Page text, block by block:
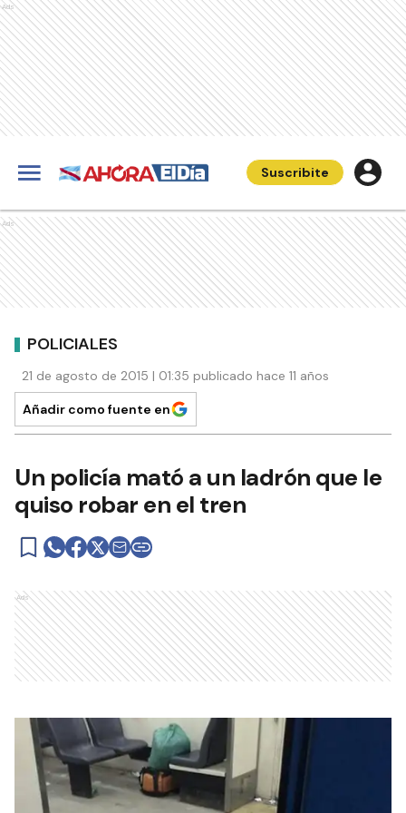
Ads
Suscribite
Ads
POLICIALES
21 de agosto de 2015 | 01:35 publicado hace 11 años
Añadir como fuente en
Un policía mató a un ladrón que le
quiso robar en el tren
Ads